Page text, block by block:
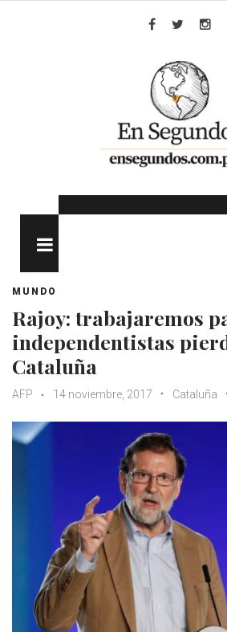
MUNDO
Rajoy: trabajaremos
independentistas
Cataluña
AFP 14 noviembre, 2017 Cataluña